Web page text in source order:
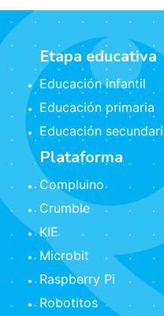
Etapa educativa
Educación infantil
Educación primaria
Educación
Plataforma
Compluino
Crumble
KIE
Microbit
Raspberry Pi
Robotitos